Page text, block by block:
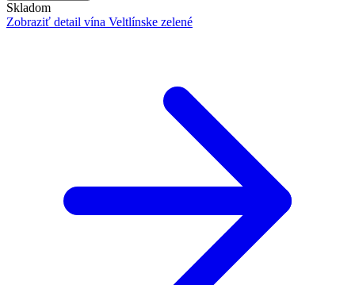
Skladom
Zobraziť detail vína Veltlínske zelené